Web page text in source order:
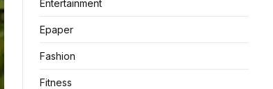
Entertainment
Epaper
Fashion
Fitness